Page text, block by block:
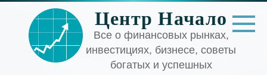
Перейти
контенту
Центр Начало
Все о финансовых рынках,
инвестициях, бизнесе, советы
богатых и успешных